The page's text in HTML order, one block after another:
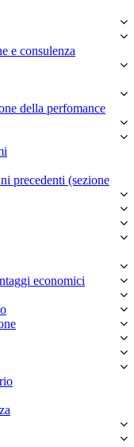
e consulenza
della perfomance
precedenti (sezione
economici